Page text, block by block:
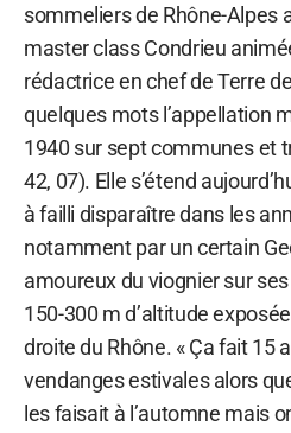
sommeliers de Rhône-Alpes
master class Condrieu
rédactrice en chef de Terre
quelques mots l’appellation
1940 sur sept communes et
42, 07). Elle s’étend
à failli disparaître dans les
notamment par un certain
amoureux du viognier sur
150-300 m d’altitude
droite du Rhône. « Ça fait 15
vendanges estivales alors
les faisait à l’automne mais